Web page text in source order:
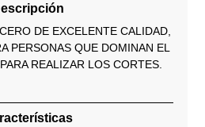
DE EXCELENTE CALIDAD,
PERSONAS QUE DOMINAN EL
REALIZAR LOS CORTES.